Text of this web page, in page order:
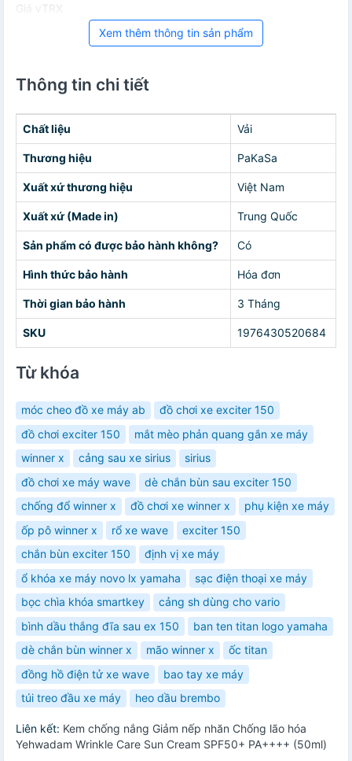
Giá vTRX
Xem thêm thông tin sản phẩm
Thông tin chi tiết
Chất liệu Vải
Thương hiệu PaKaSa
Xuất xứ thương hiệu Việt Nam
Xuất xứ (Made in) Trung Quốc
Sản phẩm có được bảo hành không? Có
Hình thức bảo hành Hóa đơn
Thời gian bảo hành 3 Tháng
SKU 1976430520684
Từ khóa
móc cheo đồ xe máy ab
đồ chơi xe exciter 150
đồ chơi exciter 150
mắt mèo phản quang gắn xe máy
winner x
cảng sau xe sirius
sirius
đồ chơi xe máy wave
dè chắn bùn sau exciter 150
chống đổ winner x
đồ chơi xe winner x
phụ kiện xe máy
ốp pô winner x
rổ xe wave
exciter 150
chắn bùn exciter 150
định vị xe máy
ổ khóa xe máy novo lx yamaha
sạc điện thoại xe máy
bọc chìa khóa smartkey
cảng sh dùng cho vario
bình dầu thắng đĩa sau ex 150
ban ten titan logo yamaha
dè chắn bùn winner x
mão winner x
ốc titan
đồng hồ điện tử xe wave
bao tay xe máy
túi treo đầu xe máy
heo dầu brembo
Liên kết: Kem chống nắng Giảm nếp nhăn Chống lão hóa
Yehwadam Wrinkle Care Sun Cream SPF50+ PA++++ (50ml)